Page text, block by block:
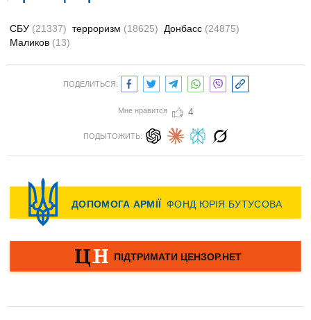
СБУ (21337) терроризм (18625) Донбасс (24875)
Маликов (13)
ПОДЕЛИТЬСЯ:
Мне нравится 4
ПОДЫТОЖИТЬ: